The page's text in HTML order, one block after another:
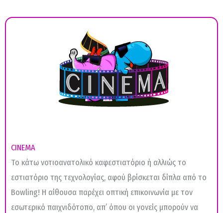
CINEMA
Το κάτω νοτιοανατολικό καφεστιατόριο ή αλλιώς το
εστιατόριο της τεχνολογίας, αφού βρίσκεται δίπλα από το
Bowling! Η αίθουσα παρέχει οπτική επικοινωνία με τον
εσωτερικό παιχνιδότοπο, απ’ όπου οι γονείς μπορούν να